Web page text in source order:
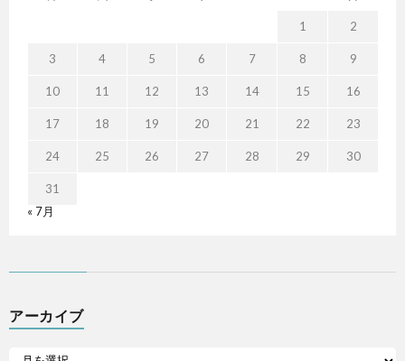
1 2
3 4 5 6 7 8 9
10 11 12 13 14 15 16
17 18 19 20 21 22 23
24 25 26 27 28 29 30
31
« 7月
アーカイブ